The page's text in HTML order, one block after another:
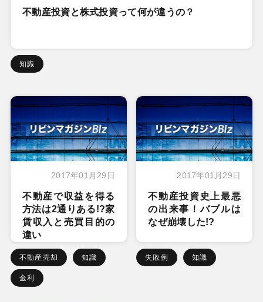
不動産投資と株式投資って何が違うの？
知識
2017年01月29日
不動産で収益を得る
方法は2通りある!?家
賃収入と売買目的の
違い
不動産売却 知識
金利
2017年01月29日
不動産投資史上最悪
の出来事！バブルは
なぜ崩壊した!?
失敗例 知識